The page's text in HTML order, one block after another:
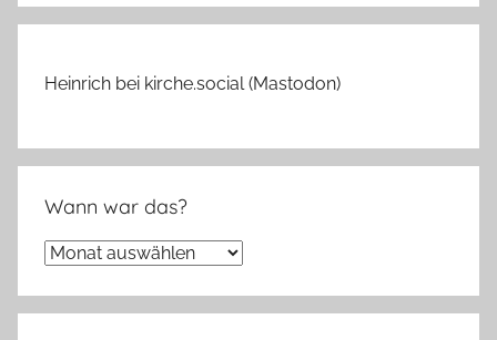
Heinrich bei kirche.social (Mastodon)
Wann war das?
Wann
das?